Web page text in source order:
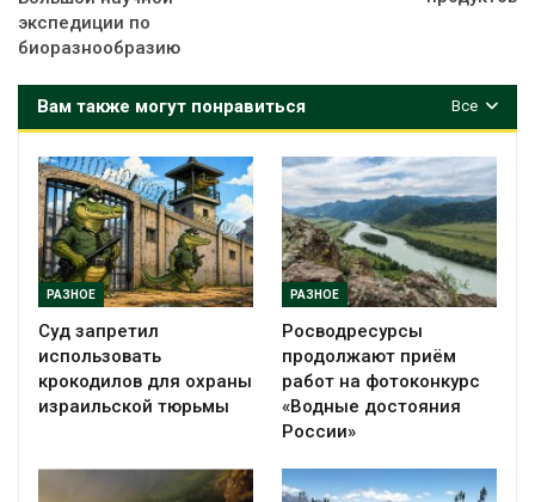
экспедиции по
биоразнообразию
Все
Вам также могут понравиться
РАЗНОЕ
Суд запретил
использовать
крокодилов для охраны
израильской тюрьмы
РАЗНОЕ
Росводресурсы
продолжают приём
работ на фотоконкурс
«Водные достояния
России»